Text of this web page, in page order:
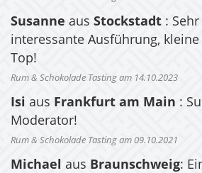
Susanne aus Stockstadt :
interessante Ausführung, kleine
Top!
Rum & Schokolade Tasting am 14.10.2023
Isi aus Frankfurt am Main :
Moderator!
Rum & Schokolade Tasting am 09.10.2021
Michael aus Braunschweig: